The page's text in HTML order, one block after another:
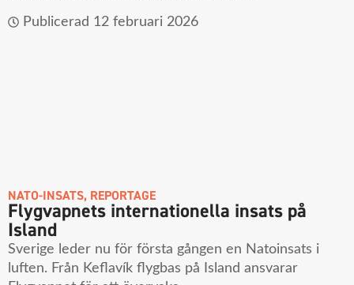
Publicerad 12 februari 2026
NATO-INSATS, REPORTAGE
Flygvapnets internationella insats på
Island
Sverige leder nu för första gången en Natoinsats i
luften. Från Keflavík flygbas på Island ansvarar